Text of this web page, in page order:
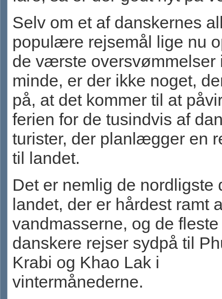
Selv om et af danskernes
populære rejsemål lige nu
de værste oversvømmelser
minde, er der ikke noget,
på, at det kommer til at
ferien for de tusindvis af
turister, der planlægger en
til landet.
Det er nemlig de nordligste
landet, der er hårdest ramt
vandmasserne, og de fleste
danskere rejser sydpå til
Krabi og Khao Lak i
vintermånederne.